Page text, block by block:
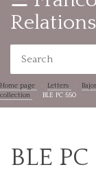
Relations
Home page Letters
collection
BLE PC 550
BLE